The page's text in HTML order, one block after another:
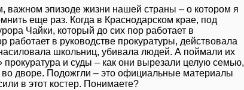
важном эпизоде жизни нашей страны – о котором я
еще раз. Когда в Краснодарском крае, под
Чайки, который до сих пор работает в
работает в руководстве прокуратуры, действовала
школьниц, убивала людей. А поймали их
и суды – как они вырезали целую семью,
дворе. Подожгли – это официальные материалы
в этот костер. Понимаете?